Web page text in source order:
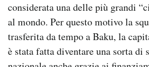
considerata una delle più grandi
al mondo. Per questo motivo la
trasferita da tempo a Baku, la
è stata fatta diventare una sorta di